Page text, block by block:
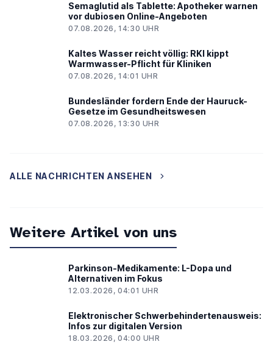
Semaglutid als Tablette: Apotheker warnen
vor dubiosen Online-Angeboten
07.08.2026, 14:30 UHR
Kaltes Wasser reicht völlig: RKI kippt
Warmwasser-Pflicht für Kliniken
07.08.2026, 14:01 UHR
Bundesländer fordern Ende der Hauruck-
Gesetze im Gesundheitswesen
07.08.2026, 13:30 UHR
ALLE NACHRICHTEN ANSEHEN
Weitere Artikel von uns
Parkinson-Medikamente: L-Dopa und
Alternativen im Fokus
12.03.2026, 04:01 UHR
Elektronischer Schwerbehindertenausweis:
Infos zur digitalen Version
18.03.2026, 04:00 UHR